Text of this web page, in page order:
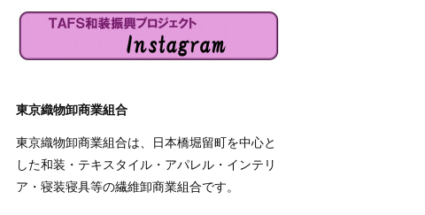
東京織物卸商業組合
東京織物卸商業組合は、日本橋堀留町を中心と
した和装・テキスタイル・アパレル・インテリ
ア・寝装寝具等の繊維卸商業組合です。